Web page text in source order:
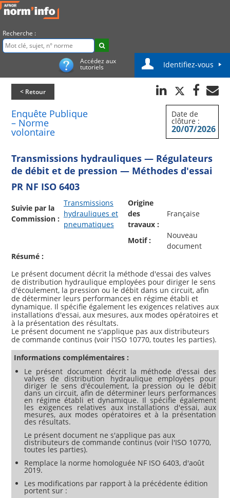
Recherche :
Accédez aux
tutoriels Identifiez-vous
< Retour
Enquête Publique
– Norme
volontaire
Date de
clôture :
20/07/2026
Transmissions hydrauliques — Régulateurs
de débit et de pression — Méthodes d'essai
PR NF ISO 6403
Suivie par la
Commission :
Transmissions
hydrauliques et
pneumatiques
Origine
des
travaux :
Française
Motif :
Nouveau
document
Résumé :
Le présent document décrit la méthode d'essai des valves
de distribution hydraulique employées pour diriger le sens
d'écoulement, la pression ou le débit dans un circuit, afin
de déterminer leurs performances en régime établi et
dynamique. Il spécifie également les exigences relatives aux
installations d'essai, aux mesures, aux modes opératoires et
à la présentation des résultats.
Le présent document ne s'applique pas aux distributeurs
Informations complémentaires :
Le présent document décrit la méthode d'essai des
valves de distribution hydraulique employées pour
diriger le sens d'écoulement, la pression ou le débit
dans un circuit, afin de déterminer leurs performances
en régime établi et dynamique. Il spécifie également
les exigences relatives aux installations d'essai, aux
mesures, aux modes opératoires et à la présentation
des résultats.
Le présent document ne s'applique pas aux
distributeurs de commande continus (voir l'ISO 10770,
toutes les parties).
Remplace la norme homologuée NF ISO 6403, d'août
2019.
Les modifications par rapport à la précédente édition
portent sur :